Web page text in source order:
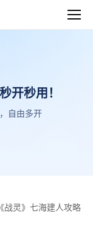
开秒用！
自由多开
《战灵》七海建人攻略